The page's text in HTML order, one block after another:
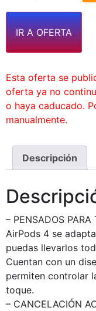
IR A OFERTA
Esta oferta se
oferta ya no
o haya caducado.
manualmente.
Descripción
– PENSADOS
AirPods 4 se
puedas llevarlos
Cuentan con un
permiten controlar
toque.
– CANCELACIÓN